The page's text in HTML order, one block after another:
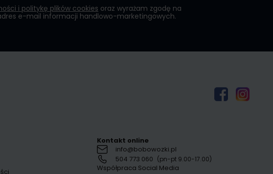
i politykę plików cookies oraz wyrażam zgodę na
e-mail informacji handlowo-marketingowych.
Kontakt online
info@bobowozki.pl
504 773 060 (pn-pt 9.00-17.00)
Współpraca Social Media